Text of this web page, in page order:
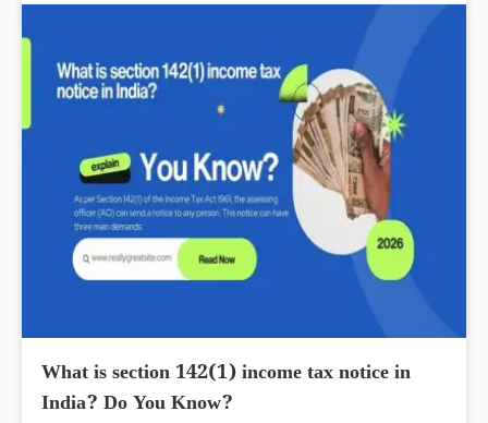
What is section 142(1) income tax notice in
India? Do You Know?